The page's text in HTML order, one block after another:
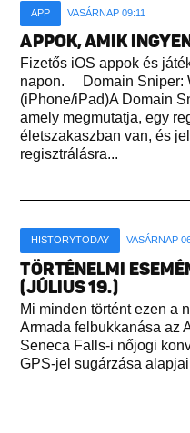
APP VASÁRNAP 09:11
APPOK, AMIK
Fizetős iOS appok és
napon. Domain Sniper:
(iPhone/iPad)A Domain
amely megmutatja, egy
életszakaszban van, és
regisztrálásra...
HISTORYTODAY VASÁRNAP
TÖRTÉNELMI
(JÚLIUS 19.)
Mi minden történt ezen a
Armada felbukkanása az
Seneca Falls-i nőjogi
GPS-jel sugárzása